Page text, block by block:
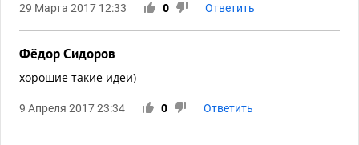
29 Марта 2017 12:33 0 Ответить
Фёдор Сидоров
хорошие такие идеи)
9 Апреля 2017 23:34 0 Ответить